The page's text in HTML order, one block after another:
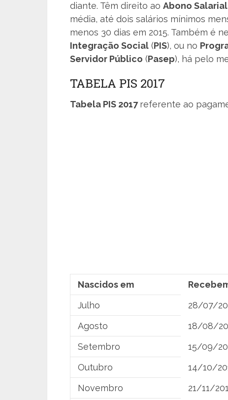
diante. Têm direito ao Abono Salarial
média, até dois salários mínimos
menos 30 dias em 2015. Também é
Integração Social (PIS), ou no
Servidor Público (Pasep), há pelo
TABELA PIS 2017
Tabela PIS 2017referente ao
Nascidos em
Julho
28/07/
Agosto
18/08/
Setembro
15/09/
Outubro
14/10/
Novembro
21/11/